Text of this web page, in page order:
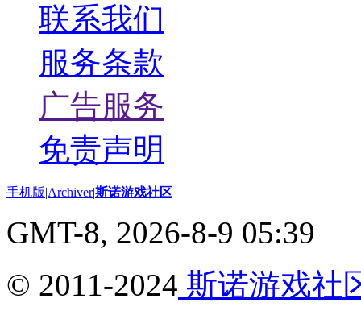
联系我们
服务条款
广告服务
免责声明
手机版|Archiver|斯诺游戏社区
GMT-8, 2026-8-9 05:39
© 2011-2024 斯诺游戏社